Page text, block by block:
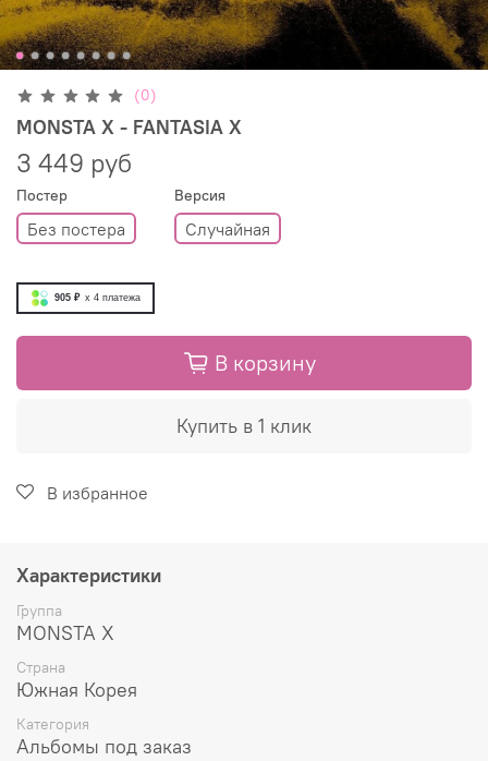
(0)
MONSTA X - FANTASIA X
3 449 руб
Постер
Без постера
Вeрсия
Случайная
905 ₽ x 4 платежа
В корзину
Купить в 1 клик
В избранное
Характеристики
Группа
MONSTA X
Страна
Южная Корея
Категория
Альбомы под заказ